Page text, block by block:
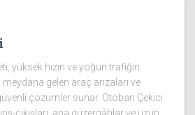
yüksek hızın ve yoğun trafiğin
gelen araç arızaları ve
çözümler sunar. Otoban Çekici